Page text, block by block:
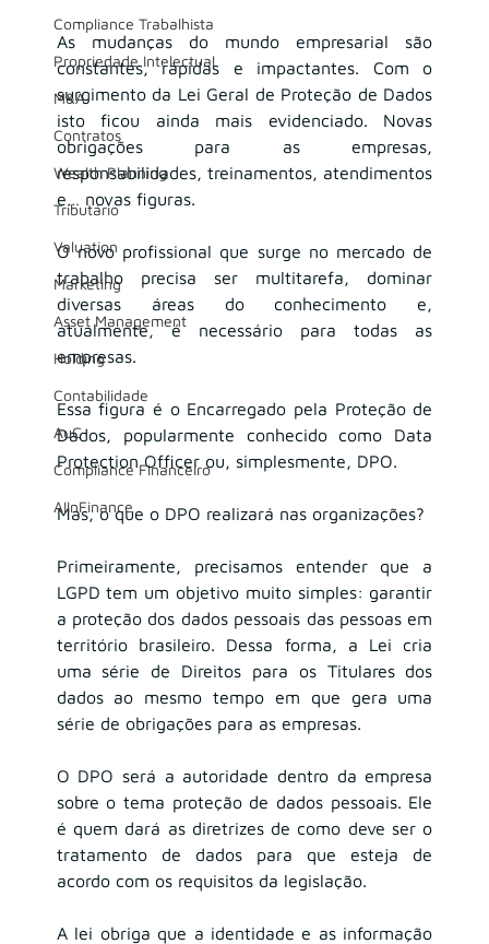
Compliance Trabalhista
Propriedade Intelectual
M&A
Contratos
Wealth Planning
Tributário
Valuation
Marketing
Asset Management
Holding
Contabilidade
AuC
Compliance Financeiro
AIInFinance
As mudanças do mundo empresarial são
constantes, rápidas e impactantes. Com o
surgimento da Lei Geral de Proteção de Dados
isto ficou ainda mais evidenciado. Novas
obrigações para as empresas,
responsabilidades, treinamentos, atendimentos
e… novas figuras.
O novo profissional que surge no mercado de
trabalho precisa ser multitarefa, dominar
diversas áreas do conhecimento e,
atualmente, é necessário para todas as
empresas.
Essa figura é o Encarregado pela Proteção de
Dados, popularmente conhecido como Data
Protection Officer ou, simplesmente, DPO.
Mas, o que o DPO realizará nas organizações?
Primeiramente, precisamos entender que a
LGPD tem um objetivo muito simples: garantir
a proteção dos dados pessoais das pessoas em
território brasileiro. Dessa forma, a Lei cria
uma série de Direitos para os Titulares dos
dados ao mesmo tempo em que gera uma
série de obrigações para as empresas.
O DPO será a autoridade dentro da empresa
sobre o tema proteção de dados pessoais. Ele
é quem dará as diretrizes de como deve ser o
tratamento de dados para que esteja de
acordo com os requisitos da legislação.
A lei obriga que a identidade e as informação